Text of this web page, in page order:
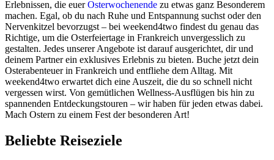
Erlebnissen, die euerOsterwochenende zu etwas ganz Besonderem
machen. Egal, ob du nach Ruhe und Entspannung suchst oder den
Nervenkitzel bevorzugst – bei weekend4two findest du genau das
Richtige, um die Osterfeiertage in Frankreich unvergesslich zu
gestalten. Jedes unserer Angebote ist darauf ausgerichtet, dir und
deinem Partner ein exklusives Erlebnis zu bieten. Buche jetzt dein
Osterabenteuer in Frankreich und entfliehe dem Alltag. Mit
weekend4two erwartet dich eine Auszeit, die du so schnell nicht
vergessen wirst. Von gemütlichen Wellness-Ausflügen bis hin zu
spannenden Entdeckungstouren – wir haben für jeden etwas dabei.
Mach Ostern zu einem Fest der besonderen Art!
Beliebte Reiseziele